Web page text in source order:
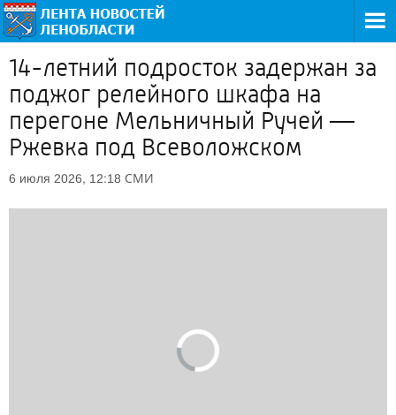
14-летний подросток задержан за
поджог релейного шкафа на
перегоне Мельничный Ручей —
Ржевка под Всеволожском
6 июля 2026, 12:18 СМИ